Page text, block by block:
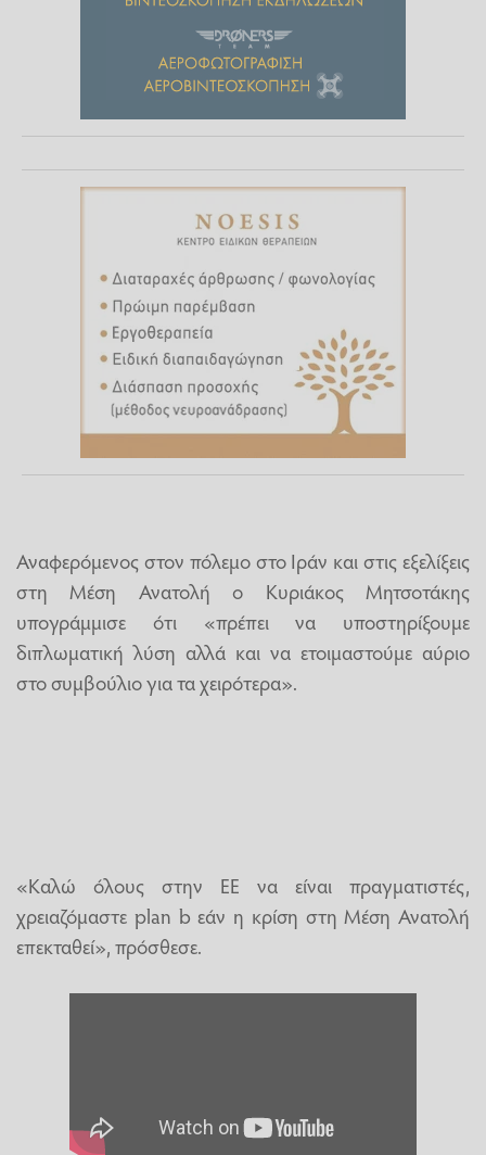
Αναφερόμενος στον πόλεμο στο Ιράν και στις εξελίξεις
στη Μέση Ανατολή ο Κυριάκος Μητσοτάκης
υπογράμμισε ότι «πρέπει να υποστηρίξουμε
διπλωματική λύση αλλά και να ετοιμαστούμε αύριο
στο συμβούλιο για τα χειρότερα».
«Καλώ όλους στην ΕΕ να είναι πραγματιστές,
χρειαζόμαστε plan b εάν η κρίση στη Μέση Ανατολή
επεκταθεί», πρόσθεσε.